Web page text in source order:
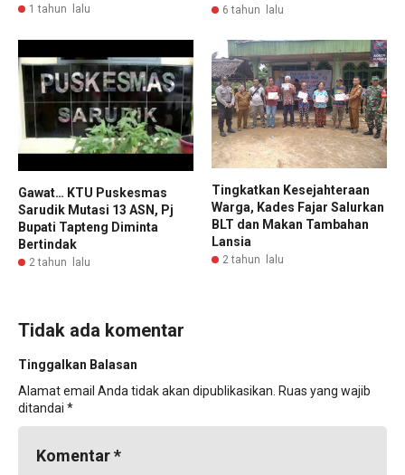
1 tahun lalu 6 tahun lalu
Gawat… KTU Puskesmas
Sarudik Mutasi 13 ASN, Pj
Bupati Tapteng Diminta
Bertindak
2 tahun lalu
Tingkatkan Kesejahteraan
Warga, Kades Fajar Salurkan
BLT dan Makan Tambahan
Lansia
2 tahun lalu
Tidak ada komentar
Tinggalkan Balasan
Alamat email Anda tidak akan dipublikasikan. Ruas yang wajib
ditandai *
Komentar*